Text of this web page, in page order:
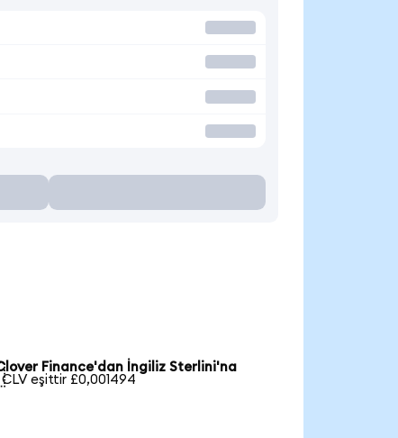
Finance'dan İngiliz Sterlini'na
CLV eşittir £0,001494